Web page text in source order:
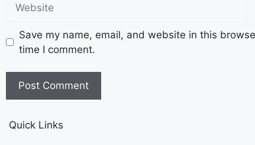
Save my name, email, and website in this
time I comment.
Quick Links